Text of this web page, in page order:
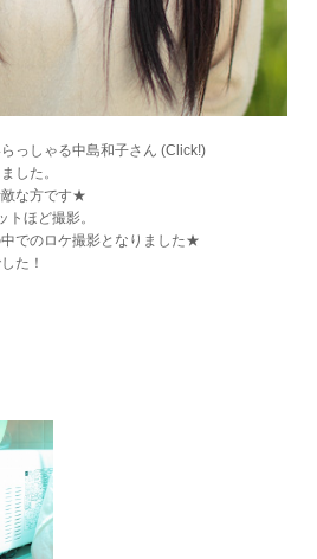
っしゃる中島和子さん (Click!)
した。
敵な方です★
ほど撮影。
でのロケ撮影となりました★
た！